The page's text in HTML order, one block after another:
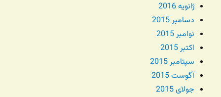
ژانویه 2016
دسامبر 2015
نوامبر 2015
اکتبر 2015
سپتامبر 2015
آگوست 2015
جولای 2015